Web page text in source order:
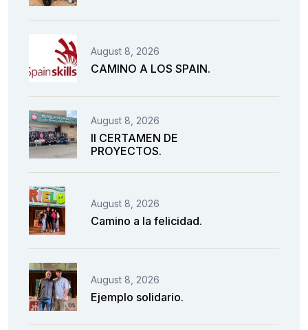
August 8, 2026
CAMINO A LOS SPAIN.
August 8, 2026
II CERTAMEN DE
PROYECTOS.
August 8, 2026
Camino a la felicidad.
August 8, 2026
Ejemplo solidario.